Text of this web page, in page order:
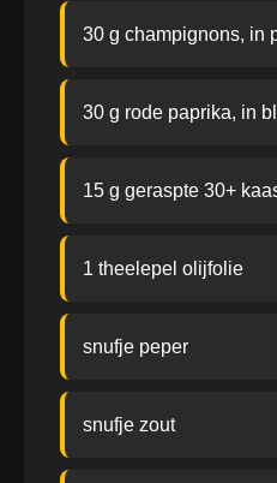
30 g champignons, in
30 g rode paprika, in
15 g geraspte 30+
1 theelepel olijfolie
snufje peper
snufje zout